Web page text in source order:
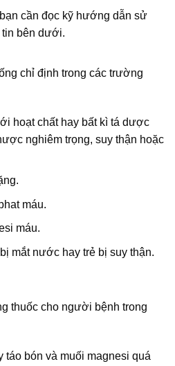
cần đọc kỹ hướng dẫn sử
tin bên dưới.
chỉ định trong các trường
hoạt chất hay bất kì tá dược
nghiêm trọng, suy thận hoặc
máu.
máu.
mắt nước hay trẻ bị suy thận.
thuốc cho người bệnh trong
táo bón và muối magnesi quá